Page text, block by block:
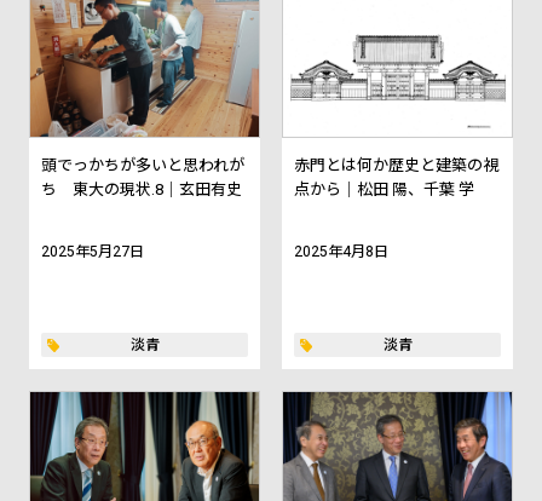
頭でっかちが多いと思われが
ち 東大の現状.8｜玄田有史
2025年5月27日
淡青
赤門とは何か――歴史と建築の視
点から｜松田 陽、千葉 学
2025年4月8日
淡青